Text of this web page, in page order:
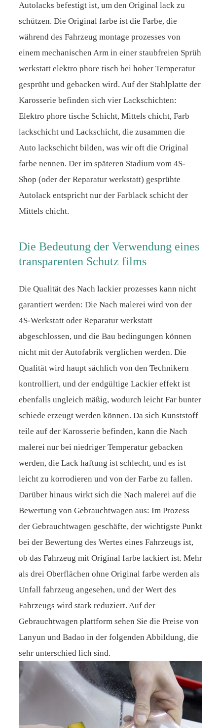
Autolacks befestigt ist, um den Original lack zu
schützen. Die Original farbe ist die Farbe, die
während des Fahrzeug montage prozesses von
einem mechanischen Arm in einer staubfreien Sprüh
werkstatt elektro phore tisch bei hoher Temperatur
gesprüht und gebacken wird. Auf der Stahlplatte der
Karosserie befinden sich vier Lackschichten:
Elektro phore tische Schicht, Mittels chicht, Farb
lackschicht und Lackschicht, die zusammen die
Auto lackschicht bilden, was wir oft die Original
farbe nennen. Der im späteren Stadium vom 4S-
Shop (oder der Reparatur werkstatt) gesprühte
Autolack entspricht nur der Farblack schicht der
Mittels chicht.
Die Bedeutung der Verwendung eines
transparenten Schutz films
Die Qualität des Nach lackier prozesses kann nicht
garantiert werden: Die Nach malerei wird von der
4S-Werkstatt oder Reparatur werkstatt
abgeschlossen, und die Bau bedingungen können
nicht mit der Autofabrik verglichen werden. Die
Qualität wird haupt sächlich von den Technikern
kontrolliert, und der endgültige Lackier effekt ist
ebenfalls ungleich mäßig, wodurch leicht Far bunter
schiede erzeugt werden können. Da sich Kunststoff
teile auf der Karosserie befinden, kann die Nach
malerei nur bei niedriger Temperatur gebacken
werden, die Lack haftung ist schlecht, und es ist
leicht zu korrodieren und von der Farbe zu fallen.
Darüber hinaus wirkt sich die Nach malerei auf die
Bewertung von Gebrauchtwagen aus: Im Prozess
der Gebrauchtwagen geschäfte, der wichtigste Punkt
bei der Bewertung des Wertes eines Fahrzeugs ist,
ob das Fahrzeug mit Original farbe lackiert ist. Mehr
als drei Oberflächen ohne Original farbe werden als
Unfall fahrzeug angesehen, und der Wert des
Fahrzeugs wird stark reduziert. Auf der
Gebrauchtwagen plattform sehen Sie die Preise von
Lanyun und Badao in der folgenden Abbildung, die
sehr unterschied lich sind.